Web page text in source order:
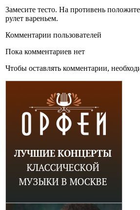
Замесите тесто. На противень
рулет вареньем.
Комментарии пользователей
Пока комментариев нет
Чтобы оставлять комментарии,